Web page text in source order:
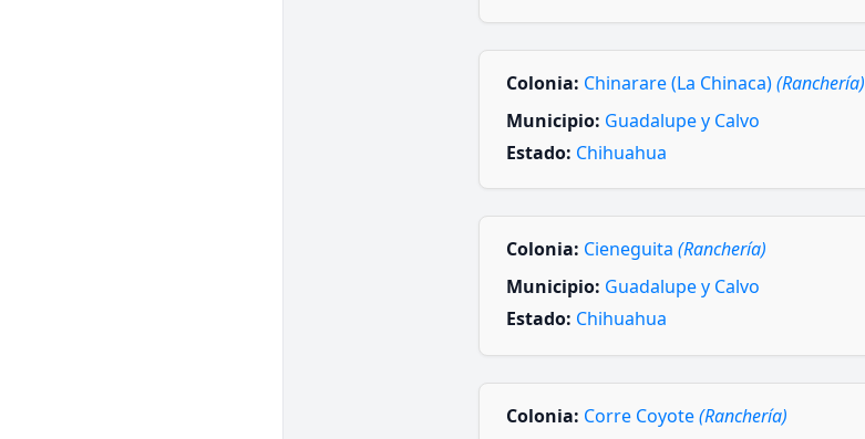
Colonia: Chinarare (La Chinaca)(Ranchería)
Municipio: Guadalupe y Calvo
Estado: Chihuahua
Colonia: Cieneguita (Ranchería)
Municipio: Guadalupe y Calvo
Estado: Chihuahua
Colonia: Corre Coyote(Ranchería)